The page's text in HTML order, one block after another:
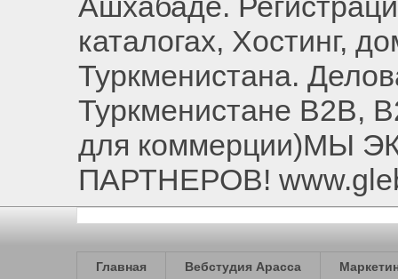
каталогах, Хостинг,
Туркменистана.
Туркменистане B2B,
для коммерции)МЫ
ПАРТНЕРОВ!
Главная Вебстудия Арасса